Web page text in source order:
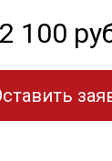
100